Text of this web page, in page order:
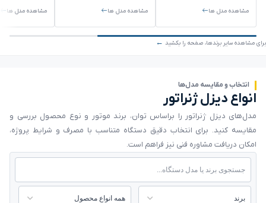
مشاهده مدل ها مشاهده مدل ها مشاهده مدل ها
برای مشاهده سایر برندها، صفحه را بکشید
انتخاب و مقایسه مدل‌ها
انواع دیزل ژنراتور
مدل‌های دیزل ژنراتور را براساس توان، برند موتور و نوع محصول بررسی و
مقایسه کنید. برای انتخاب دقیق دستگاه متناسب با مصرف و شرایط پروژه،
امکان دریافت مشاوره فنی نیز فراهم است.